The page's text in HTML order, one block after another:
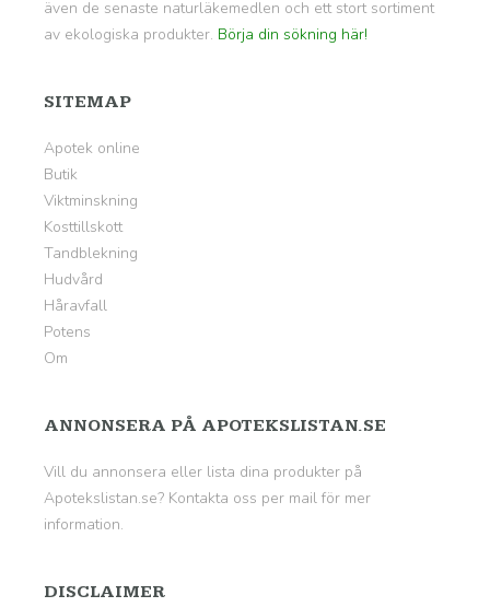
även de senaste naturläkemedlen och ett stort sortiment
av ekologiska produkter. Börja din sökning här!
SITEMAP
Apotek online
Butik
Viktminskning
Kosttillskott
Tandblekning
Hudvård
Håravfall
Potens
Om
ANNONSERA PÅ APOTEKSLISTAN.SE
Vill du annonsera eller lista dina produkter på
Apotekslistan.se? Kontakta oss per mail för mer
information.
DISCLAIMER